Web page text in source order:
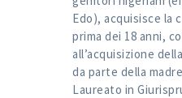
Edo), acquisisce la
prima dei 18 anni,
all’acquisizione
da parte della
Laureato in